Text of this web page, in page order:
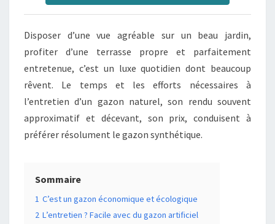
Disposer d’une vue agréable sur un beau jardin,
profiter d’une terrasse propre et parfaitement
entretenue, c’est un luxe quotidien dont beaucoup
rêvent. Le temps et les efforts nécessaires à
l’entretien d’un gazon naturel, son rendu souvent
approximatif et décevant, son prix, conduisent à
préférer résolument le gazon synthétique.
Sommaire
1 C’est un gazon économique et écologique
2 L’entretien ? Facile avec du gazon artificiel